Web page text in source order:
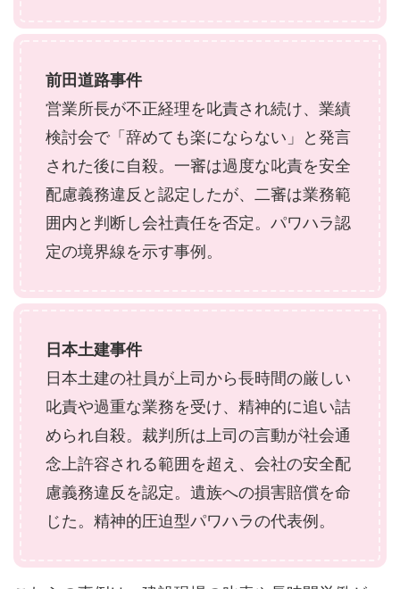
前田道路事件
営業所長が不正経理を叱責され続け、業績
検討会で「辞めても楽にならない」と発言
された後に自殺。一審は過度な叱責を安全
配慮義務違反と認定したが、二審は業務範
囲内と判断し会社責任を否定。パワハラ認
定の境界線を示す事例。
日本土建事件
日本土建の社員が上司から長時間の厳しい
叱責や過重な業務を受け、精神的に追い詰
められ自殺。裁判所は上司の言動が社会通
念上許容される範囲を超え、会社の安全配
慮義務違反を認定。遺族への損害賠償を命
じた。精神的圧迫型パワハラの代表例。